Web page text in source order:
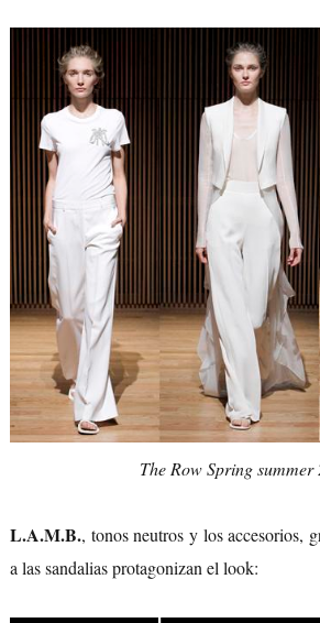
The Row Spring summer
L.A.M.B., tonos neutros y los accesorios,
a las sandalias protagonizan el look: